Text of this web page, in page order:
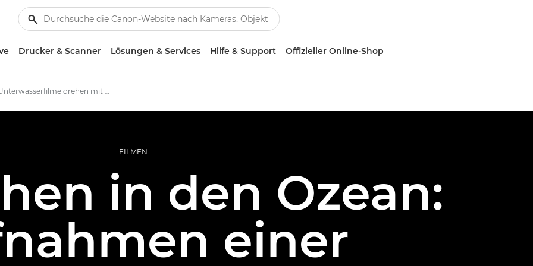
Drucker & Scanner Lösungen & Services Hilfe & Support Offizieller Online-Shop
Unterwasserfilme drehen mit Nicolai Deutsch
FILMEN
in den Ozean:
einer